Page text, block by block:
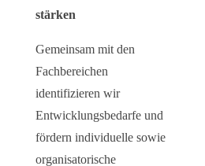
stärken
Gemeinsam mit den
Fachbereichen
identifizieren wir
Entwicklungsbedarfe und
fördern individuelle sowie
organisatorische